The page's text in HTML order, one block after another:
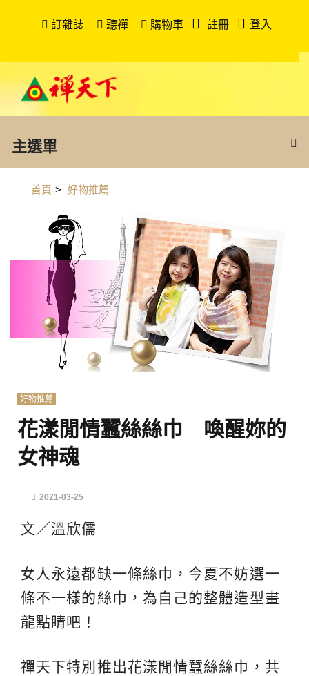
訂雜誌 聽禪 購物車 註冊 登入
主選單
首頁 > 好物推薦
好物推薦
花漾閒情蠶絲絲巾 喚醒妳的
女神魂
2021-03-25
文／溫欣儒
女人永遠都缺一條絲巾，今夏不妨選一
條不一樣的絲巾，為自己的整體造型畫
龍點睛吧！
禪天下特別推出花漾閒情蠶絲絲巾，共